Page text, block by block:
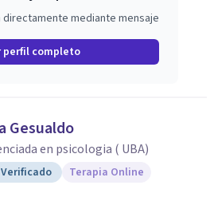
directamente mediante mensaje
perfil completo
Gesualdo
en psicologia ( UBA)
Verificado Terapia Online